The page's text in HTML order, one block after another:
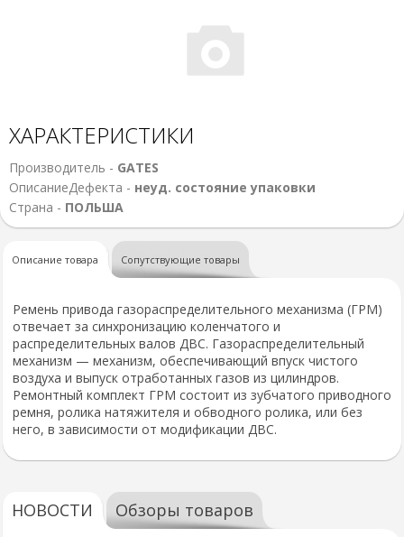
ХАРАКТЕРИСТИКИ
Производитель - GATES
ОписаниеДефекта - неуд. состояние упаковки
Страна - ПОЛЬША
Описание товара Сопутствующие товары
Ремень привода газораспределительного механизма (ГРМ)
отвечает за синхронизацию коленчатого и
распределительных валов ДВС. Газораспределительный
механизм — механизм, обеспечивающий впуск чистого
воздуха и выпуск отработанных газов из цилиндров.
Ремонтный комплект ГРМ состоит из зубчатого приводного
ремня, ролика натяжителя и обводного ролика, или без
него, в зависимости от модификации ДВС.
НОВОСТИ Обзоры товаров